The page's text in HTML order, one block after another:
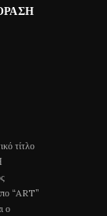
τίτλο
“ART”
ο